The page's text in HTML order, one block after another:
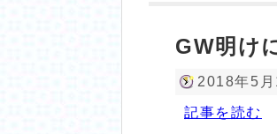
GW明け
2018年5月
記事を読む